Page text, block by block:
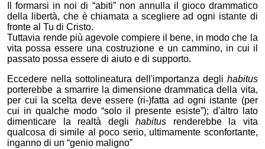
Il formarsi in noi di “abiti” non annulla il gioco drammatico
della libertà, che è chiamata a scegliere ad ogni istante di
fronte al Tu di Cristo.
Tuttavia rende più agevole compiere il bene, in modo che la
vita possa essere una costruzione e un cammino, in cui il
passato possa essere di aiuto e di supporto.
Eccedere nella sottolineatura dell'importanza degli habitus
porterebbe a smarrire la dimensione drammatica della vita,
per cui la scelta deve essere (ri-)fatta ad ogni istante (per
cui in qualche modo “solo il presente esiste”); d'altro lato
dimenticare la realtà deglihabitus renderebbe la vita
qualcosa di simile al poco serio, ultimamente sconfortante,
inganno di un “genio maligno”